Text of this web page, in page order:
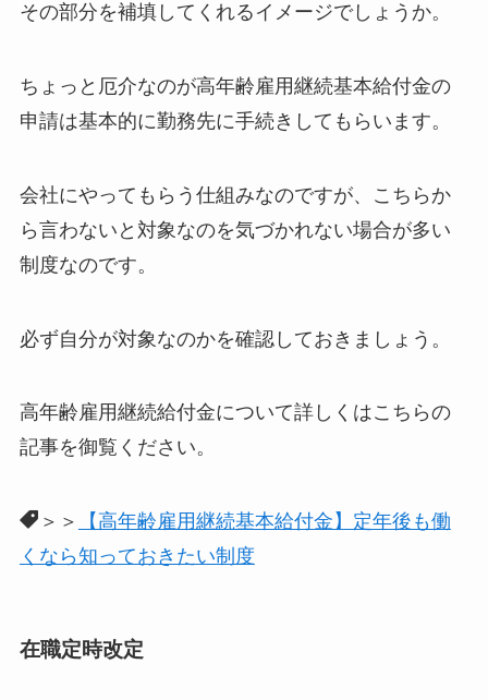
その部分を補填してくれるイメージでしょうか。
ちょっと厄介なのが高年齢雇用継続基本給付金の
申請は基本的に勤務先に手続きしてもらいます。
会社にやってもらう仕組みなのですが、
こちらか
ら言わないと対象なのを気づかれない場合が多い
制度なのです。
必ず自分が対象なのかを確認しておきましょう。
高年齢雇用継続給付金について詳しくはこちらの
記事を御覧ください。
＞＞
【高年齢雇用継続基本給付金】定年後も働
くなら知っておきたい制度
在職定時改定